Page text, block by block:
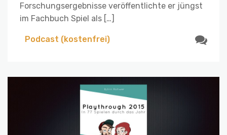
Forschungsergebnisse veröffentlichte er jüngst
im Fachbuch Spiel als […]
Podcast (kostenfrei)